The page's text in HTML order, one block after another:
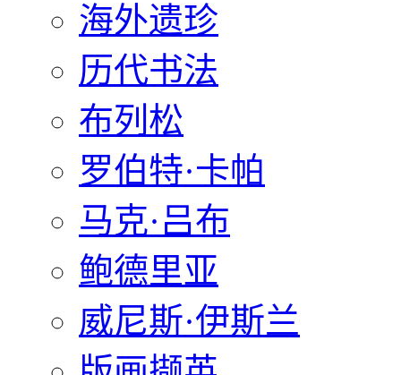
海外遗珍
历代书法
布列松
罗伯特·卡帕
马克·吕布
鲍德里亚
威尼斯·伊斯兰